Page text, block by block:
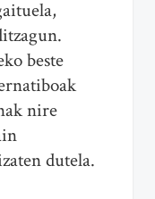
beste
nire
dutela.